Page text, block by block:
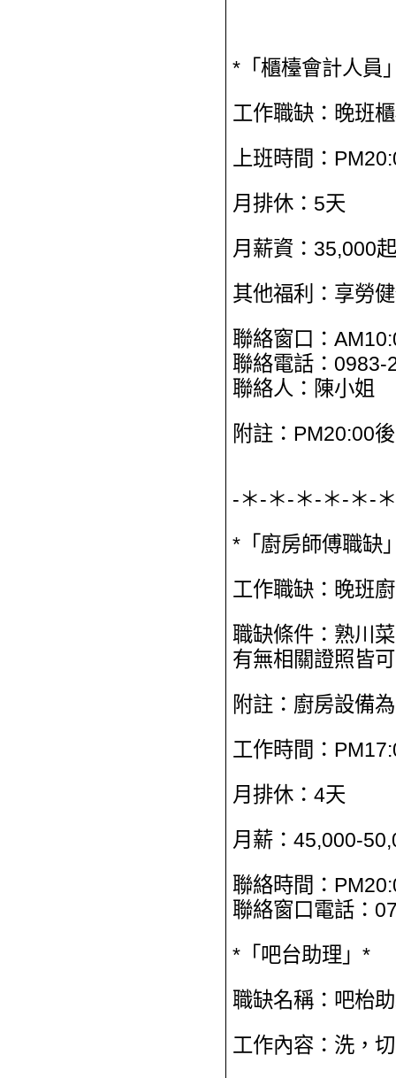
*「櫃檯會計人員
工作職缺：晚班
上班時間：
月排休：5天
月薪資：35,000
其他福利：享勞
聯絡窗口：
聯絡電話：0983-
聯絡人：陳小姐
附註：PM20:00
-＊-＊-＊-＊-＊-
*「廚房師傅職缺
工作職缺：晚班
職缺條件：熟川
有無相關證照皆
附註：廚房設備
工作時間：
月排休：4天
月薪：45,000-
聯絡時間：
聯絡窗口電話：
*「吧台助理」*
職缺名稱：吧枱
工作內容：洗，